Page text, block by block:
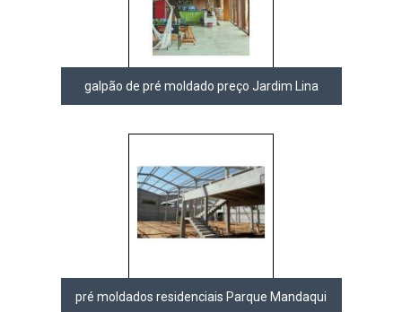
galpão de pré moldado preço Jardim Lina
pré moldados residenciais Parque Mandaqui